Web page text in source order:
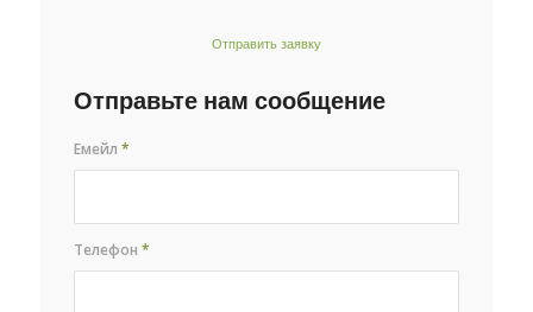
Отправить заявку
Отправьте нам сообщение
Емейл*
Телефон*